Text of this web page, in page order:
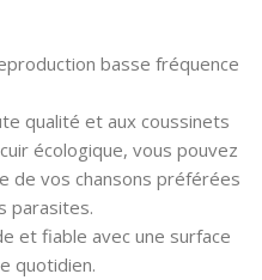
basse fréquence
qualité et aux coussinets
écologique, vous pouvez
de vos chansons préférées
parasites.
et fiable avec une surface
quotidien.